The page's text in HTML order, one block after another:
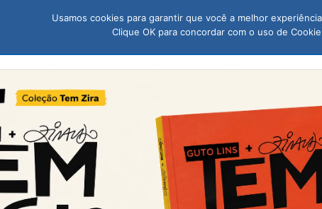
LIVROS NOSSAS JOIAS
Usamos cookies para garantir que você a melhor
Clique OK para concordar com o uso de